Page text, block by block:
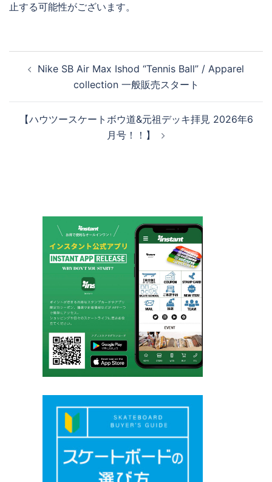
止する可能性がございます。
Nike SB Air Max Ishod “Tennis Ball” / Apparel
collection 一般販売スタート
【ハウツースケートボウ道&元祖デッキ拝見 2026年6
月号！！】